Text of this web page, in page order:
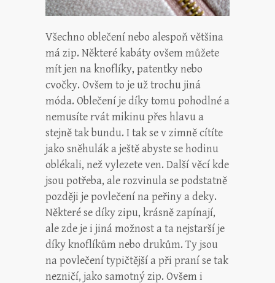
Všechno oblečení nebo alespoň většina
má zip. Některé kabáty ovšem můžete
mít jen na knoflíky, patentky nebo
cvočky. Ovšem to je už trochu jiná
móda. Oblečení je díky tomu pohodlné a
nemusíte rvát mikinu přes hlavu a
stejně tak bundu. I tak se v zimně cítíte
jako sněhulák a ještě abyste se hodinu
oblékali, než vylezete ven. Další věcí kde
jsou potřeba, ale rozvinula se podstatně
později je povlečení na peřiny a deky.
Některé se díky zipu, krásně zapínají,
ale zde je i jiná možnost a ta nejstarší je
díky knoflíkům nebo drukům. Ty jsou
na povlečení typičtější a při praní se tak
nezničí, jako samotný zip. Ovšem i